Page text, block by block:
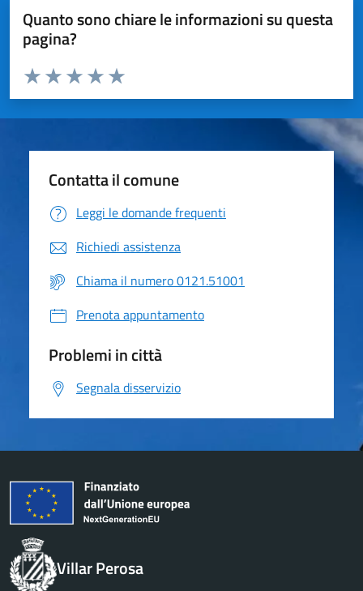
Quanto sono chiare le informazioni su questa
pagina?
Valuta da 1 a 5 stelle la pagina
Valuta 5 stelle su 5
Valuta 4 stelle su 5
Valuta 3 stelle su 5
Valuta 2 stelle su 5
Valuta 1 stelle su 5
Contatta il comune
Leggi le domande frequenti
Richiedi assistenza
Chiama il numero 0121.51001
Prenota appuntamento
Problemi in città
Segnala disservizio
Villar Perosa